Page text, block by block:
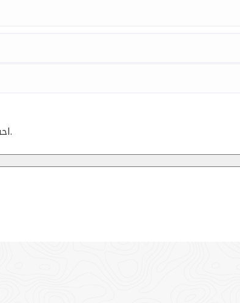
احفظ اسمي، بريدي الإلكتروني، والموقع الإلكتروني في هذا المتصفح لاستخدامها المرة المقبلة في تعليقي.